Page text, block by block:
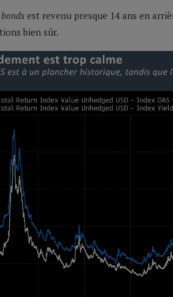
est revenu presque 14 ans en
bien sûr.